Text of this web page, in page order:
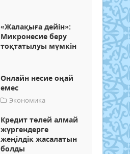
«Жалақыға дейін»:
Микронесие беру
тоқтатылуы мүмкін
Онлайн несие оңай
емес
Экономика
Кредит төлей алмай
жүргендерге
жеңілдік жасалатын
болды